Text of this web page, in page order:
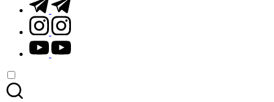
instagram.com
youtube.com